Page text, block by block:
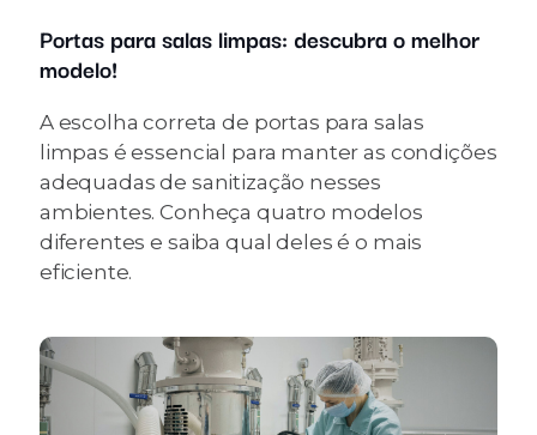
Portas para salas limpas: descubra o melhor
modelo!
A escolha correta de portas para salas
limpas é essencial para manter as condições
adequadas de sanitização nesses
ambientes. Conheça quatro modelos
diferentes e saiba qual deles é o mais
eficiente.